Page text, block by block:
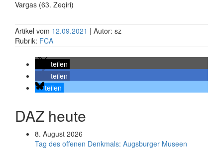
Vargas (63. Zeqiri)
Artikel vom 12.09.2021 | Autor: sz
Rubrik: FCA
teilen
teilen
teilen
DAZ heute
8. August 2026
Tag des offenen Denkmals: Augsburger Museen